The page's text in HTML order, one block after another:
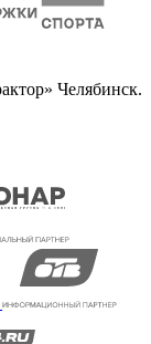
Челябинск.